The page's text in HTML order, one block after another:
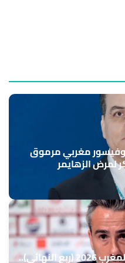
مغربي مرموق
لمرض الزهايمر
كأس أمم إفريقيا للسيدات – المغرب 2026 (ربع النهائي)..